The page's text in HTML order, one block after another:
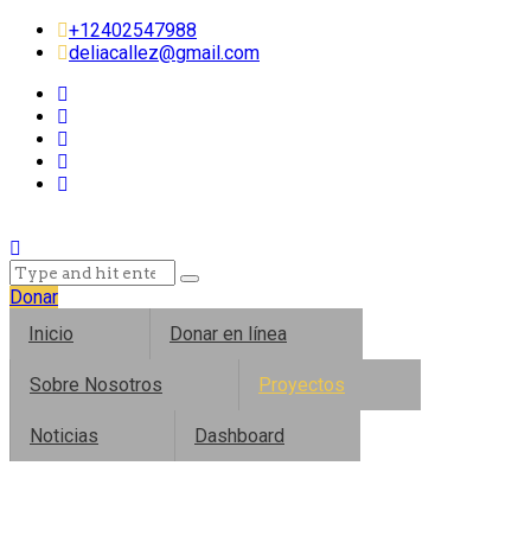
+12402547988
deliacallez@gmail.com
Donar
Inicio
Donar en línea
Sobre Nosotros Proyectos
Noticias Dashboard